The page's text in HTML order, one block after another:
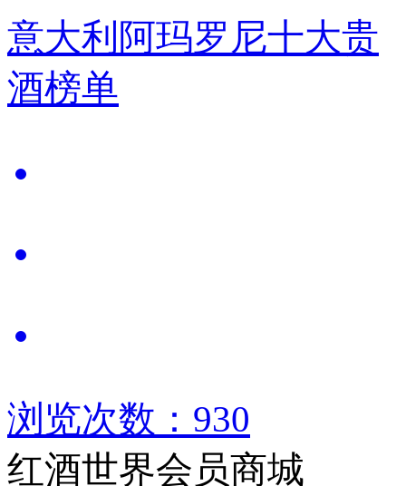
意大利阿玛罗尼十大贵
酒榜单
浏览次数：930
红酒世界会员商城